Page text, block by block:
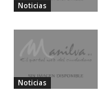
Noticias
Noticias